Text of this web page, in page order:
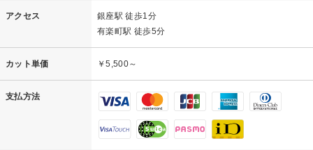
アクセス
銀座駅 徒歩1分
有楽町駅 徒歩5分
カット単価 ￥5,500～
支払方法